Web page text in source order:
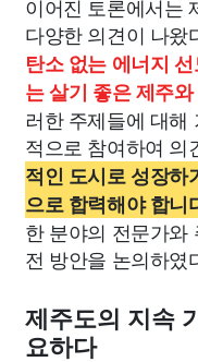
이어진 토론에서는
다양한 의견이 나왔
탄소 없는 에너지
는 살기 좋은 제주
러한 주제들에 대해
적으로 참여하여
적인 도시로 성장하
으로 합력해야 합니
한 분야의 전문가와
전 방안을 논의하였
제주도의 지속
요하다